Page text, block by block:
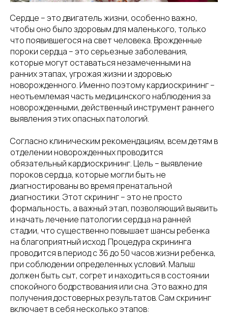
Сердце – это двигатель жизни, особенно важно,
чтобы оно было здоровым для маленького, только
что появившегося на свет человека. Врожденные
пороки сердца – это серьезные заболевания,
которые могут оставаться незамеченными на
ранних этапах, угрожая жизни и здоровью
новорожденного. Именно поэтому кардиоскрининг –
неотъемлемая часть медицинского наблюдения за
новорожденными, действенный инструмент раннего
выявления этих опасных патологий.
Согласно клиническим рекомендациям, всем детям в
отделении новорожденных проводится
обязательный кардиоскрининг. Цель – выявление
пороков сердца, которые могли быть не
диагностированы во время пренатальной
диагностики. Этот скрининг – это не просто
формальность, а важный этап, позволяющий выявить
и начать лечение патологии сердца на ранней
стадии, что существенно повышает шансы ребенка
на благоприятный исход. Процедура скрининга
проводится в период с 36 до 50 часов жизни ребенка,
при соблюдении определенных условий. Малыш
должен быть сыт, согрет и находиться в состоянии
спокойного бодрствования или сна. Это важно для
получения достоверных результатов. Сам скрининг
включает в себя несколько этапов: